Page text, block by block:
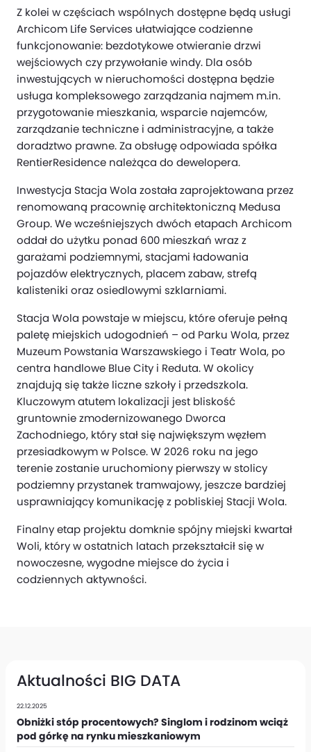
Z kolei w częściach wspólnych dostępne będą usługi
Archicom Life Services ułatwiające codzienne
funkcjonowanie: bezdotykowe otwieranie drzwi
wejściowych czy przywołanie windy. Dla osób
inwestujących w nieruchomości dostępna będzie
usługa kompleksowego zarządzania najmem m.in.
przygotowanie mieszkania, wsparcie najemców,
zarządzanie techniczne i administracyjne, a także
doradztwo prawne. Za obsługę odpowiada spółka
RentierResidence należąca do dewelopera.
Inwestycja Stacja Wola została zaprojektowana przez
renomowaną pracownię architektoniczną Medusa
Group. We wcześniejszych dwóch etapach Archicom
oddał do użytku ponad 600 mieszkań wraz z
garażami podziemnymi, stacjami ładowania
pojazdów elektrycznych, placem zabaw, strefą
kalisteniki oraz osiedlowymi szklarniami.
Stacja Wola powstaje w miejscu, które oferuje pełną
paletę miejskich udogodnień – od Parku Wola, przez
Muzeum Powstania Warszawskiego i Teatr Wola, po
centra handlowe Blue City i Reduta. W okolicy
znajdują się także liczne szkoły i przedszkola.
Kluczowym atutem lokalizacji jest bliskość
gruntownie zmodernizowanego Dworca
Zachodniego, który stał się największym węzłem
przesiadkowym w Polsce. W 2026 roku na jego
terenie zostanie uruchomiony pierwszy w stolicy
podziemny przystanek tramwajowy, jeszcze bardziej
usprawniający komunikację z pobliskiej Stacji Wola.
Finalny etap projektu domknie spójny miejski kwartał
Woli, który w ostatnich latach przekształcił się w
nowoczesne, wygodne miejsce do życia i
codziennych aktywności.
Aktualności BIG DATA
22.12.2025
Obniżki stóp procentowych? Singlom i rodzinom wciąż
pod górkę na rynku mieszkaniowym